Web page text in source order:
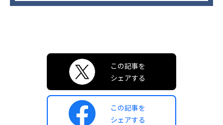
この記事を
シェアする
この記事を
シェアする